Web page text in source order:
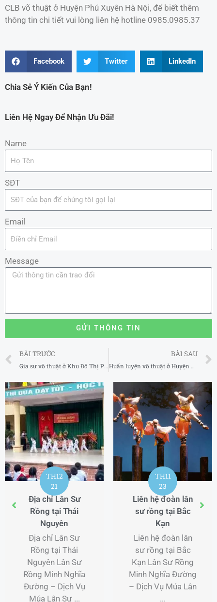
CLB võ thuật ở Huyện Phú Xuyên Hà Nội, để biết thêm
thông tin chi tiết vui lòng liên hệ hotline 0985.0985.37
Facebook Twitter LinkedIn
Chia Sẻ Ý Kiến Của Bạn!
Liên Hệ Ngay Để Nhận Ưu Đãi!
Name
SĐT
Email
Message
GỬI THÔNG TIN
Prev
BÀI TRƯỚC
Gia sư võ thuật ở Khu Đô Thị Park City Hà Nội
BÀI SAU
Huấn luyện võ thuật ở Huyện Đông Anh Hà Nội
TH5
16
Giảng dạy võ thuật
uy tín tại Quận 3
TP Hồ Chí Minh
Giảng dạy võ thuật
uy tín tại Quận 3
TP Hồ Chí Minh Võ
thuật là một hình
thức tập ...
TH10
31
Học võ thuật Lớp
học MMA uy tín tại
Thủ Đức TP Hồ Chí
Minh
Học võ thuật Lớp
học MMA uy tín tại
Thủ Đức TP Hồ Chí
Minh Khám Phá
Thế Giới Võ ...